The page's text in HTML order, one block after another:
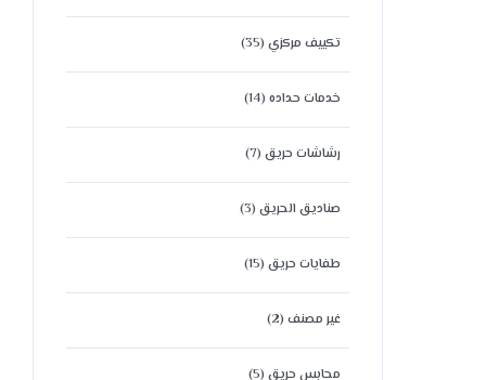
تكييف مركزي (35)
خدمات حداده (14)
رشاشات حريق (7)
صناديق الحريق (3)
طفايات حريق (15)
غير مصنف (2)
محابس حريق (5)